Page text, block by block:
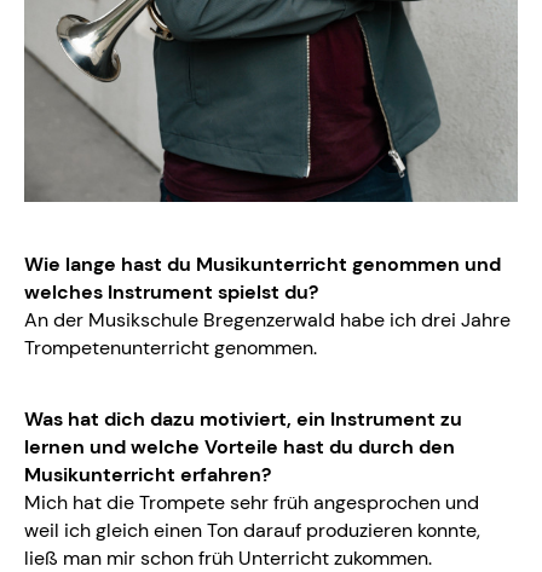
Wie lange hast du Musikunterricht genommen und
welches Instrument spielst du?
An der Musikschule Bregenzerwald habe ich drei Jahre
Trompetenunterricht genommen.
Was hat dich dazu motiviert, ein Instrument zu
lernen und welche Vorteile hast du durch den
Musikunterricht erfahren?
Mich hat die Trompete sehr früh angesprochen und
weil ich gleich einen Ton darauf produzieren konnte,
ließ man mir schon früh Unterricht zukommen.